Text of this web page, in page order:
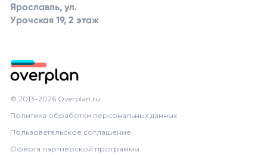
Ярославль, ул.
Урочская 19, 2 этаж
© 2013–2026 Overplan.ru
Политика обработки персональных данных
Пользовательское соглашение
Оферта партнёрской программы